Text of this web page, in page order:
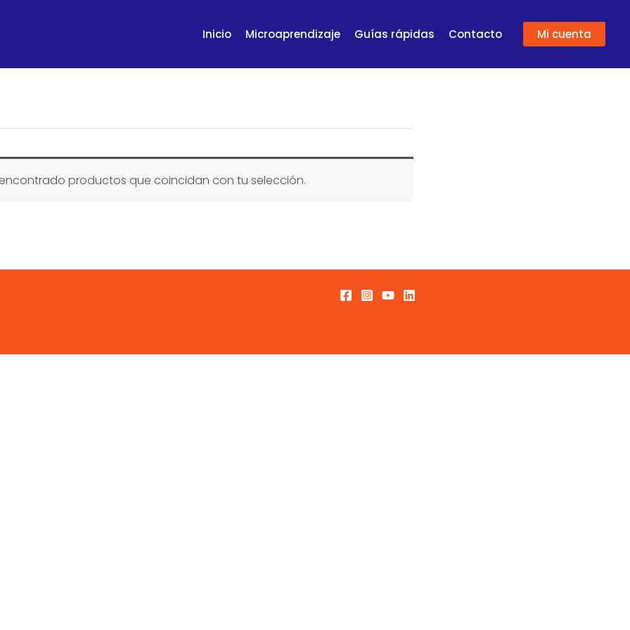
Inicio Microaprendizaje Guías rápidas Contacto Mi cuenta
productos que coincidan con tu selección.